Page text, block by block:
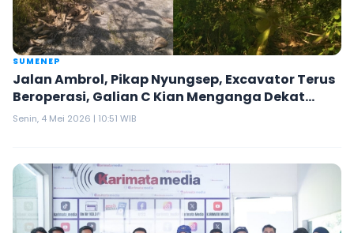
SUMENEP
Jalan Ambrol, Pikap Nyungsep, Excavator Terus
Beroperasi, Galian C Kian Menganga Dekat
Rumah Warga di Pragaan
Senin, 4 Mei 2026 | 10:51 WIB